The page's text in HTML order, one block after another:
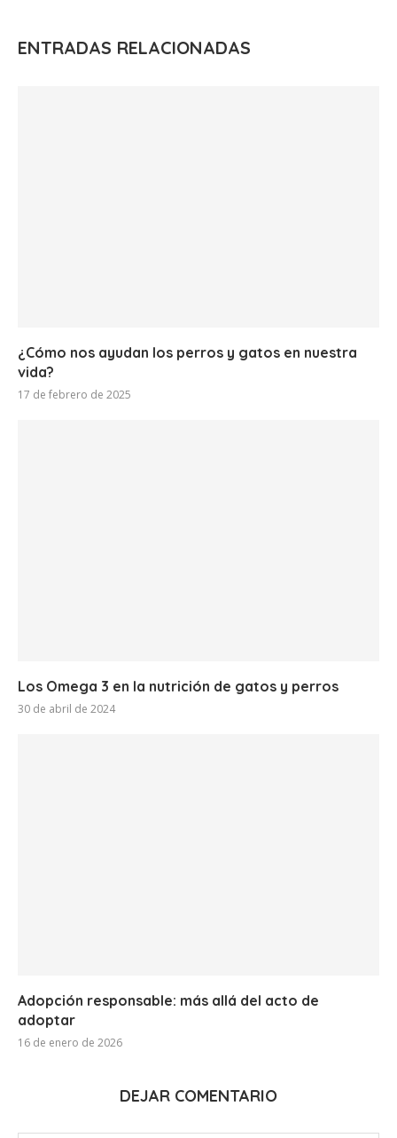
ENTRADAS RELACIONADAS
¿Cómo nos ayudan los perros y gatos en nuestra
vida?
17 de febrero de 2025
Los Omega 3 en la nutrición de gatos y perros
30 de abril de 2024
Adopción responsable: más allá del acto de
adoptar
16 de enero de 2026
DEJAR COMENTARIO